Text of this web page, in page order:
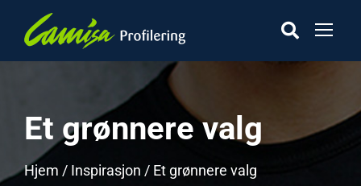
Et grønnere valg
Hjem / Inspirasjon / Et grønnere valg